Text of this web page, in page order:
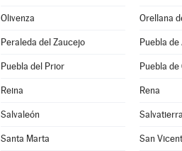
Olivenza Orellana
Peraleda del Zaucejo Puebla
Puebla del Prior Puebla de
Reina Rena
Salvaleón
Santa Marta San